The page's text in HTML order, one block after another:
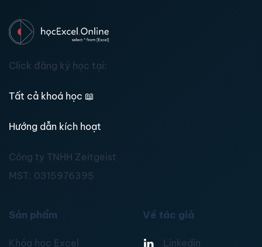
Click đăng ký học tại:
Tất cả khoá học 📖
Hướng dẫn kích hoạt
Công ty TNHH Zeitgeist
MST: 0315976395
Sản phẩm
Khóa học Excel
Về tác giả
Linkedin